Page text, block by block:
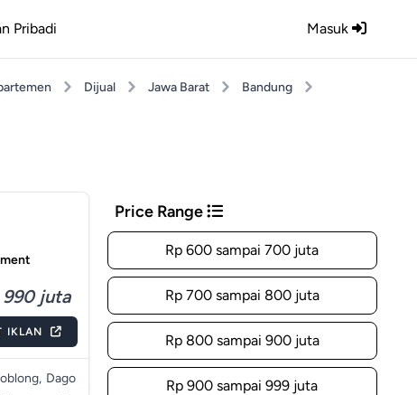
Masuk
Pribadi
Dijual Jawa Barat
Bandung
990 juta
IKLAN
Dago
Price Range
Rp 600 sampai 700 juta
Rp 700 sampai 800 juta
Rp 800 sampai 900 juta
Rp 900 sampai 999 juta